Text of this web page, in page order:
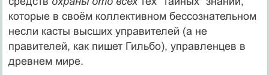
которые в своём коллективном бессознательном
несли касты высших управителей (а не
правителей, как пишет Гильбо), управленцев в
древнем мире.